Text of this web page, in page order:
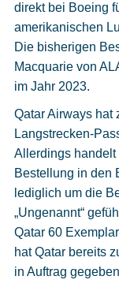
direkt bei Boeing
amerikanischen
Die bisherigen
Macquarie von
im Jahr 2023.
Qatar Airways hat
Langstrecken-
Allerdings
Bestellung in den
lediglich um die
„Ungenannt“
Qatar 60
hat Qatar bereits
in Auftrag